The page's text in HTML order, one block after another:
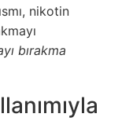
nikotin
bırakma